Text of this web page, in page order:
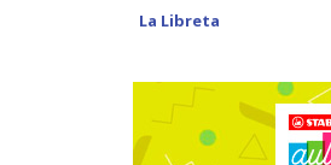
La Libreta